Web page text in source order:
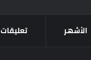
الأشهر تعليقات